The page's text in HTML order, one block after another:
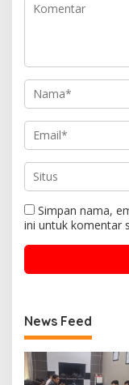
Simpan nama,
ini untuk komentar
News Feed